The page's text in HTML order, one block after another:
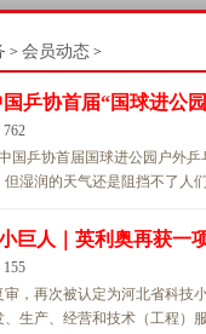
> 会员动态 >
国乒协首届“国球进公
762
国乒协首届国球进公园户外
湿润的天气还是阻挡不了人
巨人｜英利奥再获一
155
，再次被认定为河北省科技
生产、经营和技术（工程）